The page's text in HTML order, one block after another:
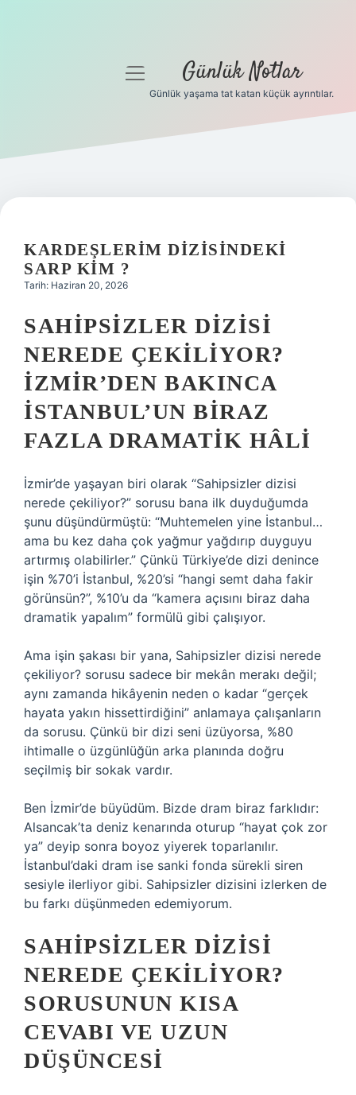
Gizlilik Politikası
Yasal Uyarı
menüyü
Günlük Notlar
Günlük yaşama tat katan küçük ayrıntılar.
KARDEŞLERIM DIZISINDEKI
SARP KIM ?
Tarih: Haziran 20, 2026
SAHIPSIZLER DIZISI
NEREDE ÇEKILIYOR?
İZMIR’DEN BAKINCA
İSTANBUL’UN BIRAZ
FAZLA DRAMATIK HÂLI
İzmir’de yaşayan biri olarak “Sahipsizler dizisi
nerede çekiliyor?” sorusu bana ilk duyduğumda
şunu düşündürmüştü: “Muhtemelen yine İstanbul…
ama bu kez daha çok yağmur yağdırıp duyguyu
artırmış olabilirler.” Çünkü Türkiye’de dizi denince
işin %70’i İstanbul, %20’si “hangi semt daha fakir
görünsün?”, %10’u da “kamera açısını biraz daha
dramatik yapalım” formülü gibi çalışıyor.
Ama işin şakası bir yana, Sahipsizler dizisi nerede
çekiliyor? sorusu sadece bir mekân merakı değil;
aynı zamanda hikâyenin neden o kadar “gerçek
hayata yakın hissettirdiğini” anlamaya çalışanların
da sorusu. Çünkü bir dizi seni üzüyorsa, %80
ihtimalle o üzgünlüğün arka planında doğru
seçilmiş bir sokak vardır.
Ben İzmir’de büyüdüm. Bizde dram biraz farklıdır:
Alsancak’ta deniz kenarında oturup “hayat çok zor
ya” deyip sonra boyoz yiyerek toparlanılır.
İstanbul’daki dram ise sanki fonda sürekli siren
sesiyle ilerliyor gibi. Sahipsizler dizisini izlerken de
bu farkı düşünmeden edemiyorum.
SAHIPSIZLER DIZISI
NEREDE ÇEKILIYOR?
SORUSUNUN KISA
CEVABI VE UZUN
DÜŞÜNCESI